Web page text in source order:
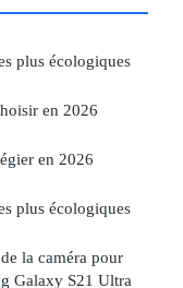
plus écologiques
en 2026
en 2026
plus écologiques
la caméra pour
Galaxy S21 Ultra